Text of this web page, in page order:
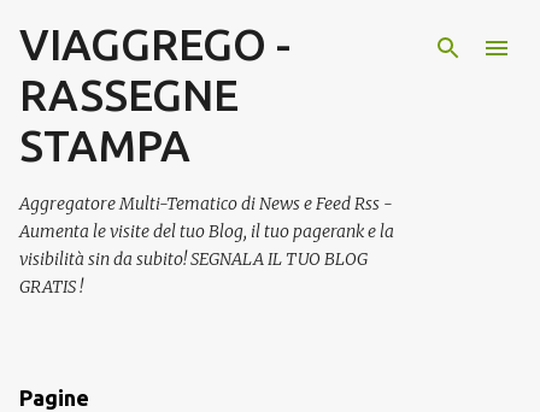
Passa ai contenuti principali
VIAGGREGO -
RASSEGNE
STAMPA
Aggregatore Multi-Tematico di News e Feed Rss -
Aumenta le visite del tuo Blog, il tuo pagerank e la
visibilità sin da subito! SEGNALA IL TUO BLOG
GRATIS !
Pagine